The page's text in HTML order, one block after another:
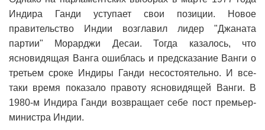
Индира Ганди уступает свои позиции. Новое
правительство Индии возглавил лидер "Джаната
партии" Морарджи Десаи. Тогда казалось, что
ясновидящая Ванга ошиблась и предсказание Ванги о
третьем сроке Индиры Ганди несостоятельно. И все-
таки время показало правоту ясновидящей Ванги. В
1980-м Индира Ганди возвращает себе пост премьер-
министра Индии.